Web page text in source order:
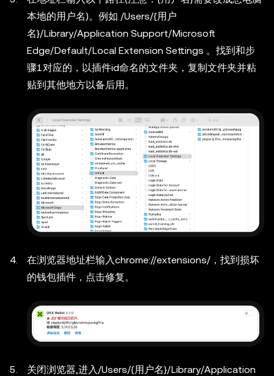
本地的用户名)。例如 /Users/{用户
名}/Library/Application Support/Microsoft
Edge/Default/Local Extension Settings 。找到和步
骤1对应的，以插件id命名的文件夹，复制文件夹并粘
贴到其他地方以备后用。
在浏览器地址栏输入chrome://extensions/，找到损坏
的钱包插件，点击修复。
关闭浏览器,进入 /Users/{用户名}/Library/Application